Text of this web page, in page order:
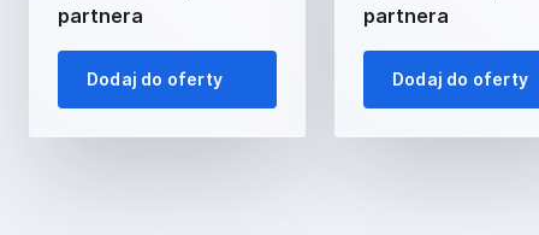
partnera
Dodaj do oferty
partnera
Dodaj do oferty